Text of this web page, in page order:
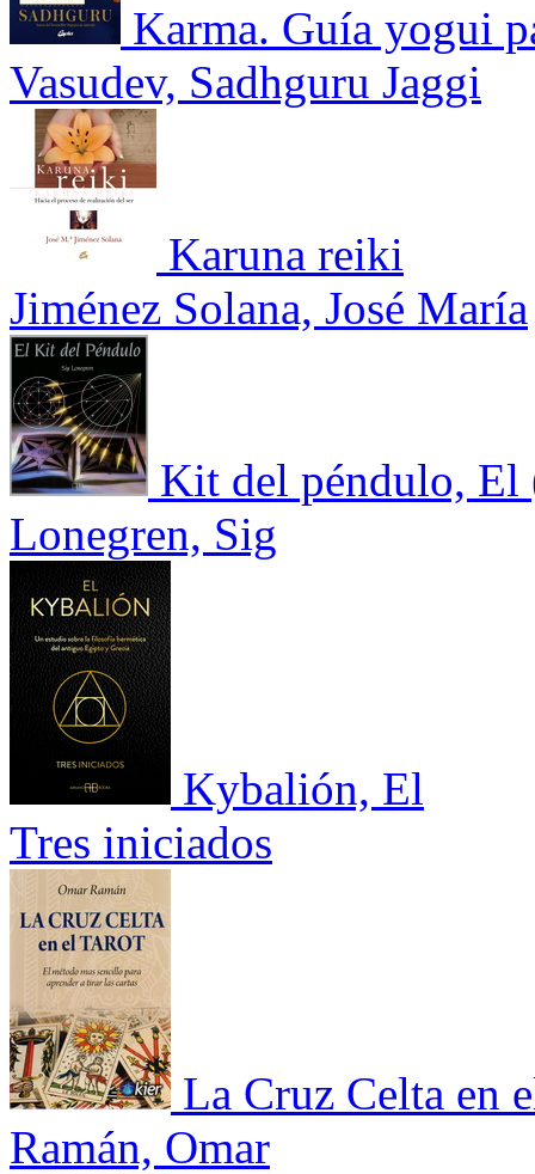
Karma. Guía yogui
Vasudev, Sadhguru Jaggi
Karuna reiki
Jiménez Solana, José María
Kit del péndulo,
Lonegren, Sig
Kybalión, El
Tres iniciados
La Cruz Celta en
Ramán, Omar